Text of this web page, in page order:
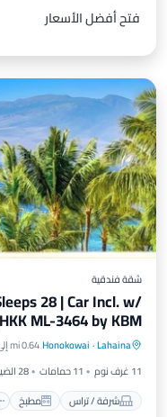
فتح أفضل الأسعار
شقة فندقية
28 | Car Incl. w/
ML-3464 by KBM
Lahaina
·
Honokowai0.64 mi إلى وسط المدينة
11 غرف نوم
11 حمامات
28 الضيوف
شرفة / تراس
مطبخ
شرفة / تراس
مناسب للأطفال